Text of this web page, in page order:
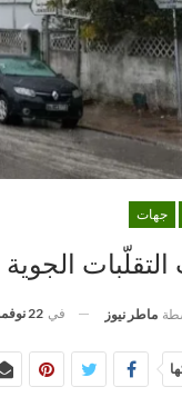
جهات
ماطر نيوز في 22 نوفمبر 2025